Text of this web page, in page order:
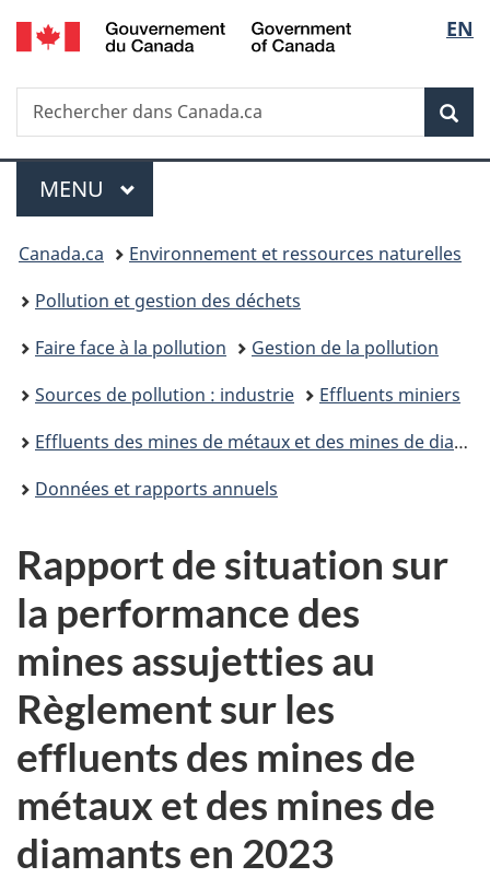
Passer
au
principal
Passer
à
Au
du
Passer
à
version
simplifiée
de
la
EN
Recherche
Rechercher
dans
Menu
MENU PRINCIPAL
Vous
êtes
ici :
Canada.ca
Environnement et ressources naturelles
Pollution et gestion des déchets
Faire face à la pollution
Gestion de la pollution
Sources de pollution : industrie
Effluents miniers
Effluents des mines de métaux et des mines de diamants
Données et rapports annuels
Rapport de situation sur
la performance des
mines assujetties au
Règlement sur les
effluents des mines de
métaux et des mines de
diamants en 2023